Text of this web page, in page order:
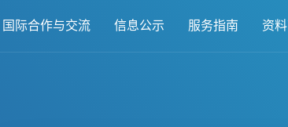
国际合作与交流 信息公示 服务指南 资